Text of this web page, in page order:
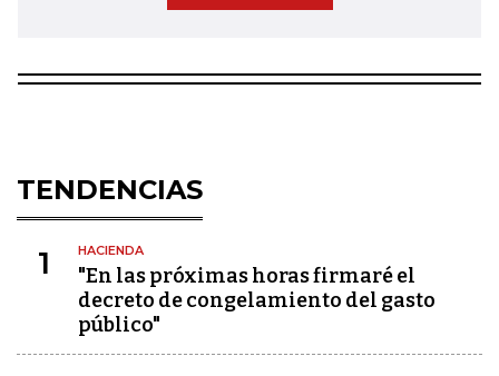
TENDENCIAS
1 HACIENDA
"En las próximas horas firmaré el
decreto de congelamiento del gasto
público"